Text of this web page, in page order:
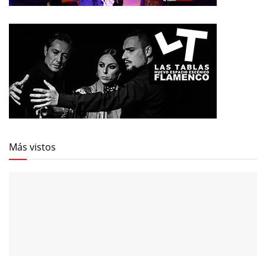
Más vistos